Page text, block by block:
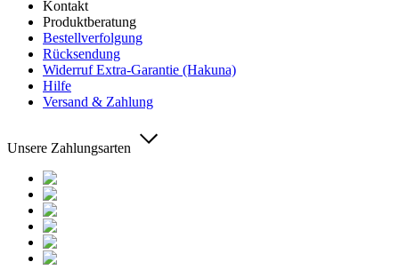
Kontakt
Produktberatung
Bestellverfolgung
Rücksendung
Widerruf Extra-Garantie (Hakuna)
Hilfe
Versand & Zahlung
Unsere Zahlungsarten